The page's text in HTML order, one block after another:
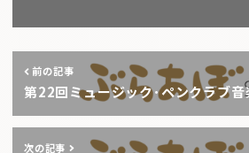
前の記事
第22回ミュージック･ペンクラブ音
次の記事